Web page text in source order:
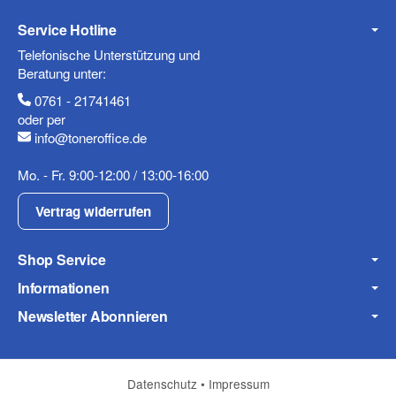
Frage zum Artikel
Ihre Frage
Service Hotline
Telefonische Unterstützung und
Beratung unter:
0761 - 21741461
oder per
info@toneroffice.de
Mo. - Fr. 9:00-12:00 / 13:00-16:00
Vertrag widerrufen
Shop Service
Informationen
Newsletter Abonnieren
Datenschutz • Impressum